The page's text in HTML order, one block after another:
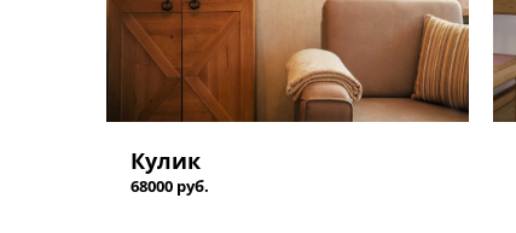
Кулик
68000 руб.